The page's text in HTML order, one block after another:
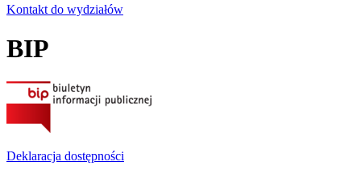
Kontakt do wydziałów
BIP
Deklaracja dostępności